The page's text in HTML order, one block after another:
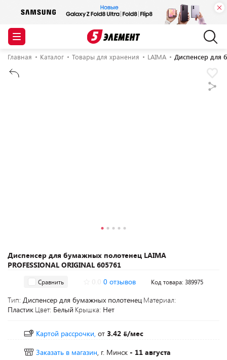
Главная Каталог Товары для хранения LAIMA Диспенсер для
Диспенсер для бумажных полотенец LAIMA
PROFESSIONAL ORIGINAL 605761
Сравнить 0 отзывов Код товара: 389975
Тип: Диспенсер для бумажных полотенец Материал:
Пластик Цвет: Белый Крышка: Нет
Картой рассрочки, от 3.42
/мес
Заказать в магазин, г. Минск - 11 августа